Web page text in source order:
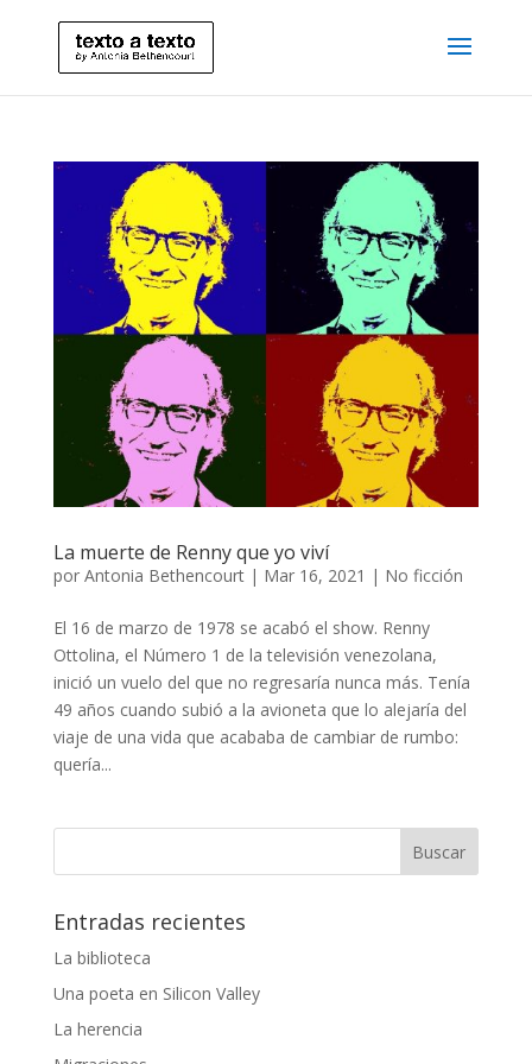
La muerte de Renny que yo viví
por Antonia Bethencourt| Mar 16, 2021 | No ficción
El 16 de marzo de 1978 se acabó el show. Renny
Ottolina, el Número 1 de la televisión venezolana,
inició un vuelo del que no regresaría nunca más. Tenía
49 años cuando subió a la avioneta que lo alejaría del
viaje de una vida que acababa de cambiar de rumbo:
quería...
Entradas recientes
La biblioteca
Una poeta en Silicon Valley
La herencia